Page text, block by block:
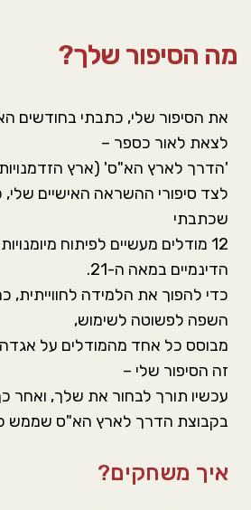
מה הסיפור שלך?
את הסיפור שלי, כתבתי בחודשים
לצאת לאור כספר –
'הדרך לארץ הא"ס' (ארץ הזדמנויות
לצד סיפורי ההשראה האישיים
שכתבתי
12 מודלים מעשיים לפיתוח
הדינמיים במאה ה-21.
כדי להפוך את הלמידה לחווייתית,
השפה לפשוטה לשימוש,
מבוסס כל אחד מהמודלים על
זה הסיפור שלי –
עכשיו תורך לבחור את שלך, ואחר
בקבוצת הדרך לארץ הא"ס שממש
איך משחקים?